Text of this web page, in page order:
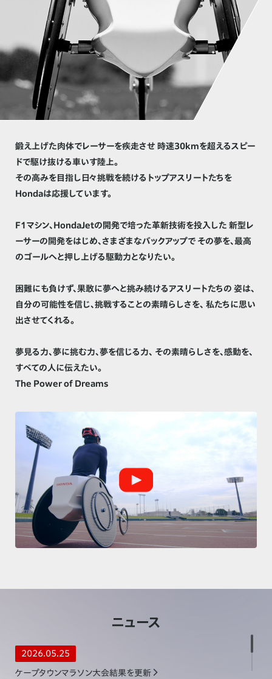
鍛え上げた肉体でレーサーを疾走させ 時速30kmを超えるスピー
ドで駆け抜ける車いす陸上。
その高みを目指し日々挑戦を続けるトップアスリートたちを
Hondaは応援しています。
F1マシン、HondaJetの開発で培った革新技術を投入した 新型レ
ーサーの開発をはじめ、さまざまなバックアップでその夢を、最高
のゴールへと押し上げる駆動力となりたい。
困難にも負けず、果敢に夢へと挑み続けるアスリートたちの 姿は、
自分の可能性を信じ、挑戦することの素晴らしさを、 私たちに思い
出させてくれる。
夢見る力、夢に挑む力、夢を信じる力、 その素晴らしさを、感動を、
すべての人に伝えたい。
The Power of Dreams
ニュース
2026.05.25
ケープタウンマラソン大会結果を更新